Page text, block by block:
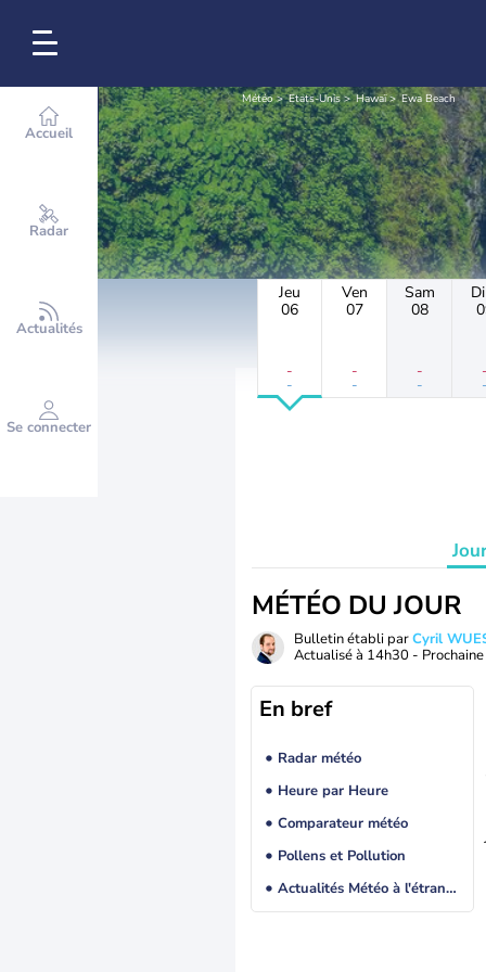
Accueil
Radar
Actualités
Se connecter
Météo Etats-Unis Hawaï Ewa Beach
Jeu
06
-
-
Ven
07
-
-
Sam
08
-
-
MÉTÉO DU JOUR
Bulletin établi parCyril
Actualisé à 14h30 -
En bref
Radar météo
Heure par Heure
Comparateur météo
Pollens et Pollution
Actualités Météo à l'étranger